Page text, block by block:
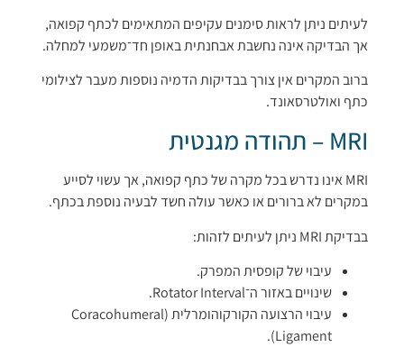
לעיתים ניתן לראות סימנים עקיפים המתאימים לכתף קפואה,
אך הבדיקה אינה נחשבת אבחנתית באופן חד־משמעי למחלה.
ברוב המקרים אין צורך בבדיקות הדמיה נוספות מעבר לצילומי
כתף ואולטרסאונד.
MRI – תהודה מגנטית
MRI אינו נדרש בכל מקרה של כתף קפואה, אך עשוי לסייע
במקרים לא ברורים או כאשר עולה חשד לבעיה נוספת בכתף.
בבדיקת MRI ניתן לעיתים לזהות:
עיבוי של קופסית המפרק.
שינויים באזור ה־Rotator Interval.
עיבוי הרצועה הקורקוהומרלית (Coracohumeral
Ligament).